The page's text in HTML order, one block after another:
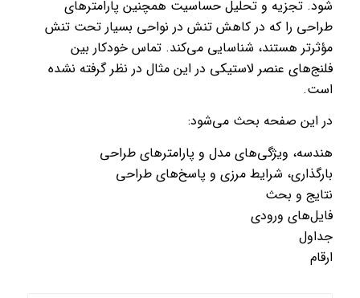
شود. تجزیه و تحلیل حساسیت همچنین پارامترهای
طراحی را که در کاهش تنش در نواحی بسیار تحت تنش
مؤثرتر هستند، شناسایی می‌کند. تماس خودکار بین
فلنج‌های عنصر لاستیکی در این مثال در نظر گرفته نشده
است.
در این صفحه بحث می‌شود:
هندسه، ویژگی‌های مدل و پارامترهای طراحی
بارگذاری، شرایط مرزی و پاسخ‌های طراحی
نتایج و بحث
فایل‌های ورودی
جداول
ارقام